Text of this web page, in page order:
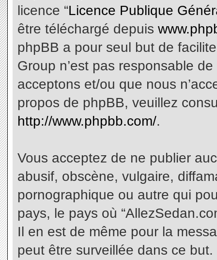
licence “Licence Publique
être téléchargé depuis
phpBB a pour seul but de
Group n’est pas responsable
acceptons et/ou que nous
propos de phpBB, veuillez
http://www.phpbb.com/.
Vous acceptez de ne publier
abusif, obscène, vulgaire,
pornographique ou autre qui
pays, le pays où
Il en est de même pour la
peut être surveillée dans ce